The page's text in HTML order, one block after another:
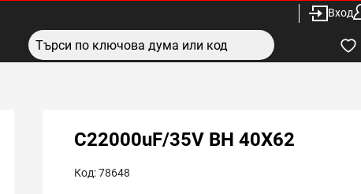
Вход
C22000uF/35V BH 40X62
Код:78648